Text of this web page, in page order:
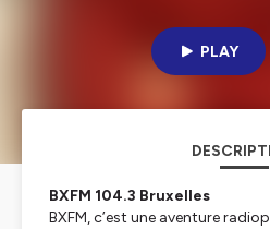
PLAY
BXFM 104.3 Bruxelles
BXFM, c’est une aventure